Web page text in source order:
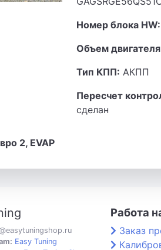
Номер блока HW:
Объем
Тип КПП: АКПП
Пересчет
сделан
2, EVAP
Easy Tuning
Работа
Заказ